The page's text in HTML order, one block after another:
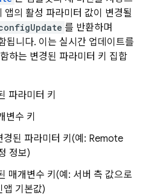
앱의 활성 파라미터 값이 변경될
를 반환하며
됩니다. 이는 실시간 업데이트를
하는 변경된 파라미터 키 집합
파라미터 키
변수 키
경된 파라미터 키(예: Remote
정보)
매개변수 키(예: 서버 측 값으로
앱 기본값)